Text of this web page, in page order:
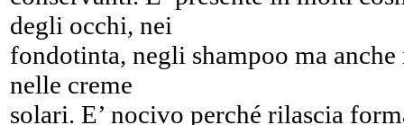
degli occhi, nei
fondotinta, negli shampoo ma
nelle creme
solari. E’ nocivo perché rilascia